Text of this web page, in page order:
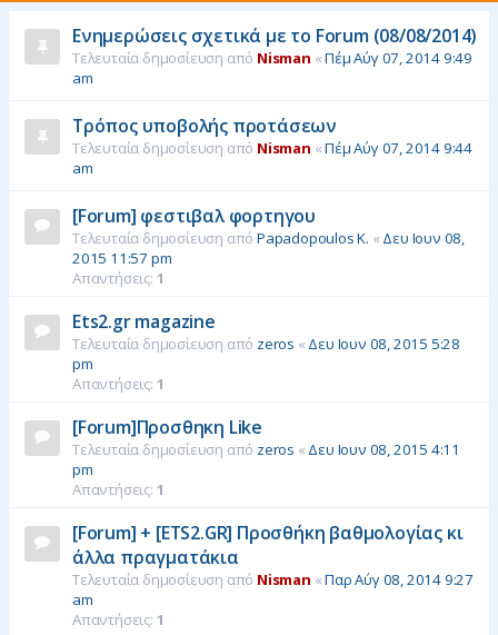
Ενημερώσεις σχετικά με το Forum (08/08/2014)
Τελευταία δημοσίευση από Nisman «Πέμ Αύγ 07, 2014 9:49
am
Τρόπος υποβολής προτάσεων
Τελευταία δημοσίευση από Nisman «Πέμ Αύγ 07, 2014 9:44
am
[Forum] φεστιβαλ φορτηγου
Τελευταία δημοσίευση απόPapadopoulos K. « Δευ Ιουν 08,
2015 11:57 pm
Απαντήσεις: 1
Ets2.gr magazine
Τελευταία δημοσίευση από zeros « Δευ Ιουν 08, 2015 5:28
pm
Απαντήσεις: 1
[Forum]Προσθηκη Like
Τελευταία δημοσίευση από zeros « Δευ Ιουν 08, 2015 4:11
pm
Απαντήσεις: 1
[Forum] + [ETS2.GR] Προσθήκη βαθμολογίας κι
άλλα πραγματάκια
Τελευταία δημοσίευση από Nisman «Παρ Αύγ 08, 2014 9:27
am
Απαντήσεις: 1